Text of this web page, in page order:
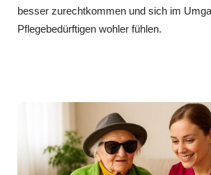
besser zurechtkommen und sich im
Pflegebedürftigen wohler fühlen.